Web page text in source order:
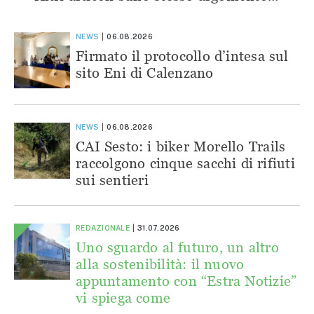
NEWS 06.08.2026
Firmato il protocollo d’intesa sul
sito Eni di Calenzano
NEWS 06.08.2026
CAI Sesto: i biker Morello Trails
raccolgono cinque sacchi di rifiuti
sui sentieri
REDAZIONALE 31.07.2026
Uno sguardo al futuro, un altro
alla sostenibilità: il nuovo
appuntamento con “Estra Notizie”
vi spiega come